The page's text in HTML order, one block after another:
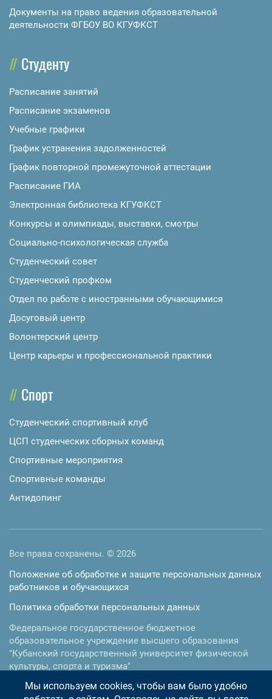
Документы на право ведения образовательной
деятельности ФГБОУ ВО КГУФКСТ
Студенту
Расписание занятий
Расписание экзаменов
Учебные графики
График устранения задолженностей
График повторной промежуточной аттестации
Расписание ГИА
Электронная библиотека КГУФКСТ
Конкурсы и олимпиады, выставки, смотры
Социально-психологическая служба
Студенческий совет
Студенческий профком
Отдел по работе с иностранными обучающимися
Досуговый центр
Волонтерский центр
Центр карьеры и профессиональной практики
Спорт
Студенческий спортивный клуб
ЦСП студенческих сборных команд
Спортивные мероприятия
Спортивные команды
Антидопинг
Все права сохранены. © 2026
Положение об обработке и защите персональных данных
работников и обучающихся
Политика обработки персональных данных
Федеральное государственное бюджетное
образовательное учреждение высшего образования
"Кубанский государственный университет физической
культуры, спорта и туризма"
350015, г. Краснодар ,ул.им. Буденного, 161
Мы используем cookies, чтобы вам было удобно